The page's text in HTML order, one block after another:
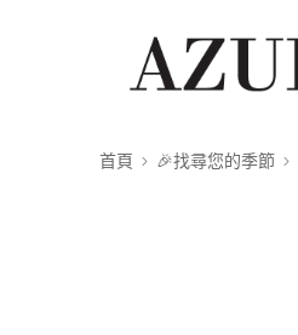
首頁 🎉找尋您的季節